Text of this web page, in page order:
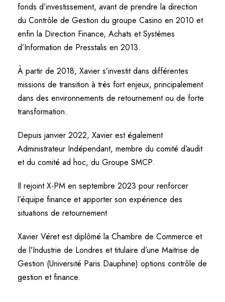
fonds d’investissement, avant de prendre la direction
du Contrôle de Gestion du groupe Casino en 2010 et
enfin la Direction Finance, Achats et Systèmes
d’Information de Presstalis en 2013.
À partir de 2018, Xavier s’investit dans différentes
missions de transition à très fort enjeux, principalement
dans des environnements de retournement ou de forte
transformation.
Depuis janvier 2022, Xavier est également
Administrateur Indépendant, membre du comité d’audit
et du comité ad hoc, du Groupe SMCP.
Il rejoint X-PM en septembre 2023 pour renforcer
l’équipe finance et apporter son expérience des
situations de retournement
Xavier Véret est diplômé la Chambre de Commerce et
de l’Industrie de Londres et titulaire d’une Maitrise de
Gestion (Université Paris Dauphine) options contrôle de
gestion et finance.